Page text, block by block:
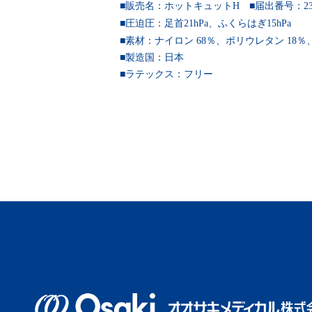
■販売名：ホットキュットH ■届出番号：
■圧迫圧：足首21hPa、ふくらはぎ15hPa
■素材：ナイロン 68％、ポリウレタン 18％
■製造国： 日本
■ラテックス：フリー